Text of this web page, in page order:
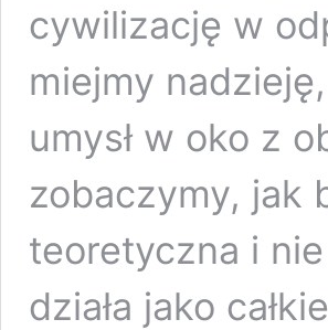
cywilizację w
miejmy
umysł w oko z
zobaczymy, jak
teoretyczna i
działa jako